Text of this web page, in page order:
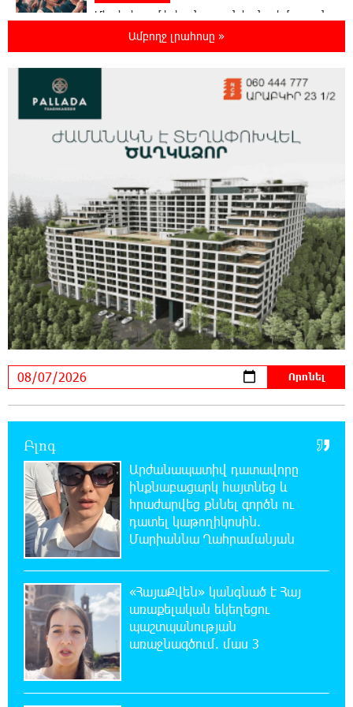
Մեր երկրում իշխանության և ընդդիմության
անվերջանալի պայքարում տուժում է միայն
ու միայն ՀՀ քաղաքացին. Աննա Կոստանյան
զբոսաշրջիկներին
ԼՀԿ-ն պահանջում է դադարեցնել Գարեգին
Բ-ի և եպիսկոպոսների դեմ քրեական
հետապնդումը
20:30:30 7-08-2026
Սարյան փողոցի բնակարաններից մեկում
պայթյունի հետևանքով 55-ամյա
տղամարդը այրվածքներով տեղափոխվել է
«Այրվածքաբանության ազգային կենտրոն»
20:11:48 7-08-2026
Սլովակիայի արևելքում արտակարգ
Երթևեկության կազմակերպման
փոփոխություն տեղի կունենա
19:35:21 7-08-2026
Հայաստանի հավաքականի նախկին
մարզիչը կգլխավորի Ղազախստանի
հավաքականը
19:17:59 7-08-2026
ԱԱԾ-ն զեկույց է ներկայացրել
Ամբողջ լրահոսը »
Բլոգ
Արժանապատիվ դատավորը
ինքնաբացարկ հայտնեց և
հրաժարվեց քննել գործն ու
դատել կաթողիկոսին.
Մարիաննա Ղահրամանյան
«ՀայաՔվեն» կանգնած է Հայ
առաքելական եկեղեցու
պաշտպանության
առաջնագծում. մաս 3